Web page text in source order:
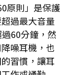
原則」是保護
過最大音量
60分鐘，然
噪耳機，也
的習慣，讓耳